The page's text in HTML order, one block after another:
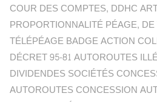
COUR DES COMPTES, DDHC
PROPORTIONNALITÉ PÉAGE,
TÉLÉPÉAGE BADGE ACTION
DÉCRET 95-81 AUTOROUTES
DIVIDENDES SOCIÉTÉS
AUTOROUTES CONCESSION